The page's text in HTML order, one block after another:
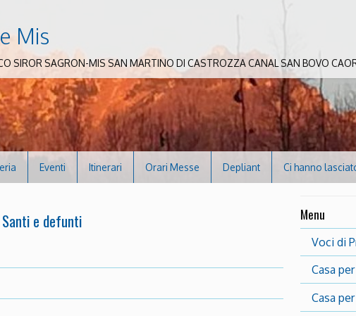
Mis
SIROR SAGRON-MIS SAN MARTINO DI CASTROZZA CANAL SAN BOVO
Eventi Itinerari Orari Messe Depliant Ci hanno
e defunti Menu
Voci di
Casa
Casa